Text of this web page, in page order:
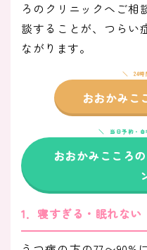
ろのクリニックへご相
談することが、つらい
ながります。
24
おおかみこ
当日予約・
おおかみこころ
1．寝すぎる・眠れない